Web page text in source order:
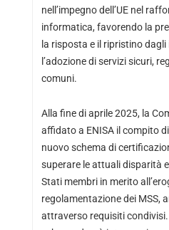
nell’impegno dell’UE nel
informatica, favorendo la
la risposta e il ripristino
l’adozione di servizi sicuri,
comuni.
Alla fine di aprile 2025, la
affidato a ENISA il compito
nuovo schema di
superare le attuali disparità
Stati membri in merito
regolamentazione dei MSS,
attraverso requisiti